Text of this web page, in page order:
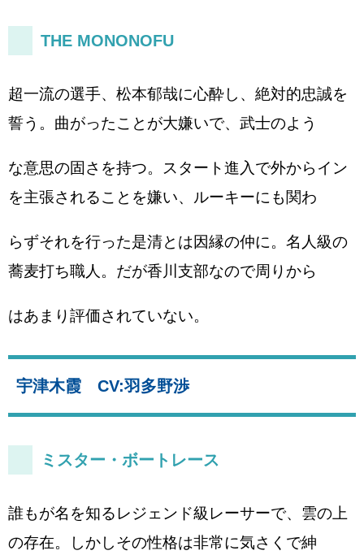
THE MONONOFU
超一流の選手、松本郁哉に心酔し、絶対的忠誠を
誓う。曲がったことが大嫌いで、武士のよう
な意思の固さを持つ。スタート進入で外からイン
を主張されることを嫌い、ルーキーにも関わ
らずそれを行った是清とは因縁の仲に。名人級の
蕎麦打ち職人。だが香川支部なので周りから
はあまり評価されていない。
宇津木霞 CV:羽多野渉
ミスター・ボートレース
誰もが名を知るレジェンド級レーサーで、雲の上
の存在。しかしその性格は非常に気さくで紳